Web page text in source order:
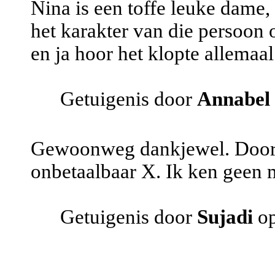
Nina is een toffe leuke
het karakter van die persoon
en ja hoor het klopte
Getuigenis door Annabel
Gewoonweg dankjewel.
onbetaalbaar X. Ik ken geen
Getuigenis door Sujadi